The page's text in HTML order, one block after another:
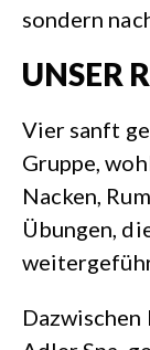
sondern
UNSER
Vier sanft
Gruppe,
Nacken,
Übungen,